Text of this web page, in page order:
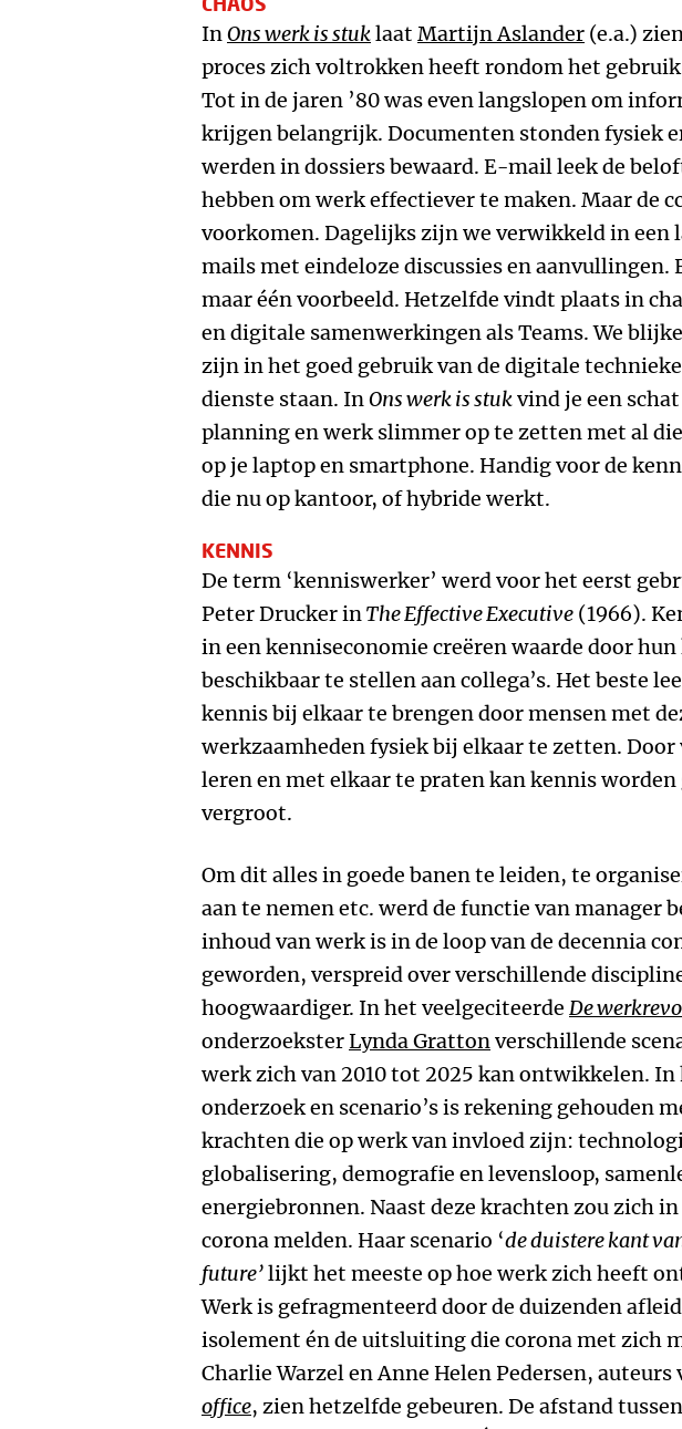
InOns werk is stuklaat Martijn Aslander (e.a.)
proces zich voltrokken heeft rondom het
Tot in de jaren ’80 was even langslopen om
krijgen belangrijk. Documenten stonden fysiek
werden in dossiers bewaard. E-mail leek de
hebben om werk effectiever te maken. Maar de
voorkomen. Dagelijks zijn we verwikkeld in een
mails met eindeloze discussies en aanvullingen.
maar één voorbeeld. Hetzelfde vindt plaats in
en digitale samenwerkingen als Teams. We
zijn in het goed gebruik van de digitale
dienste staan. InOns werk is stukvind je een
planning en werk slimmer op te zetten met al
op je laptop en smartphone. Handig voor de
die nu op kantoor, of hybride werkt.
KENNIS
De term ‘kenniswerker’ werd voor het eerst
Peter Drucker inThe Effective Executive (1966).
in een kenniseconomie creëren waarde door
beschikbaar te stellen aan collega’s. Het beste
kennis bij elkaar te brengen door mensen met
werkzaamheden fysiek bij elkaar te zetten. Door
leren en met elkaar te praten kan kennis worden
vergroot.
Om dit alles in goede banen te leiden, te
aan te nemen etc. werd de functie van manager
inhoud van werk is in de loop van de decennia
geworden, verspreid over verschillende
hoogwaardiger. In het veelgeciteerde De
onderzoeksterLynda Grattonverschillende
werk zich van 2010 tot 2025 kan ontwikkelen. In
onderzoek en scenario’s is rekening gehouden
krachten die op werk van invloed zijn:
globalisering, demografie en levensloop,
energiebronnen. Naast deze krachten zou zich
corona melden. Haar scenario ‘de duistere kant
future’lijkt het meeste op hoe werk zich heeft
Werk is gefragmenteerd door de duizenden
isolement én de uitsluiting die corona met zich
Charlie Warzel en Anne Helen Pedersen, auteurs
office, zien hetzelfde gebeuren. De afstand